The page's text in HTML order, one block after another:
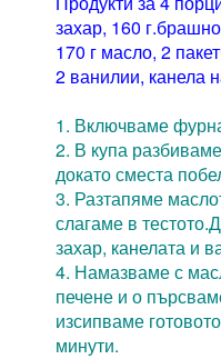
захар, 160
170 г масло, 2
2 ванилии, канела
1. Включваме
2. В купа
докато сместа
3. Разтапяме
слагаме в
захар, канелата и
4. Намазваме с
печене и о
изсипваме
минути.